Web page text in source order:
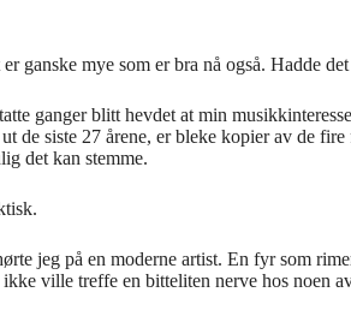
ganske mye som er bra nå også. Hadde
ganger blitt hevdet at min
de siste 27 årene, er bleke kopier av de
det kan stemme.
jeg på en moderne artist. En fyr som
ville treffe en bitteliten nerve hos noen